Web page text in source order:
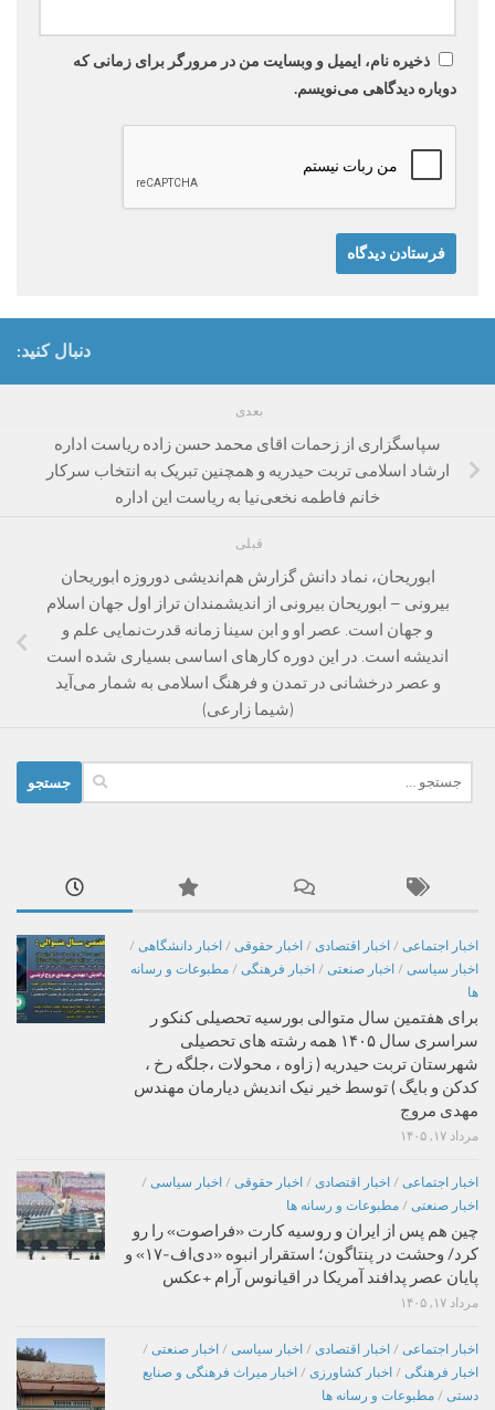
ذخیره نام، ایمیل و وبسایت من در مرورگر برای زمانی که
دوباره دیدگاهی می‌نویسم.
دنبال کنید:
بعدی
سپاسگزاری از زحمات اقای محمد حسن زاده ریاست اداره
ارشاد اسلامی تربت حیدریه و همچنین تبریک به انتخاب سرکار
خانم فاطمه نخعی‌نیا به ریاست این اداره
قبلی
ابوریحان، نماد دانش گزارش هم‌اندیشی دوروزه‌ ابوریحان
بیرونی – ابوریحان بیرونی از اندیشمندان تراز اول جهان اسلام
و جهان است. عصر او و ابن‌ سینا زمانه‌ قدرت‌نمایی علم و
اندیشه است. در این دوره کارهای اساسی بسیاری شده است
و عصر‌ درخشانی در تمدن و فرهنگ اسلامی به شمار می‌آید
(شیما زارعی)
برای:
اخبار اجتماعی / اخبار اقتصادی / اخبار حقوقی / اخبار دانشگاهی /
اخبار سیاسی / اخبار صنعتی / اخبار فرهنگی / مطبوعات و رسانه
ها
برای هفتمین سال متوالی بورسیه تحصیلی کنکو ر
سراسری سال ۱۴۰۵ همه رشته های تحصیلی
شهرستان تربت حیدریه ( زاوه ، محولات ،جلگه رخ ،
کدکن و بایگ ) توسط خیر نیک اندیش دیارمان مهندس
مهدی مروج
مرداد ۱۷, ۱۴۰۵
اخبار اجتماعی / اخبار اقتصادی / اخبار حقوقی / اخبار سیاسی /
اخبار صنعتی / مطبوعات و رسانه ها
چین هم پس از ایران و روسیه کارت «فراصوت» را رو
کرد/ وحشت در پنتاگون؛ استقرار انبوه «دی‌اف‑۱۷» و
پایان عصر پدافند آمریکا در اقیانوس آرام +عکس
مرداد ۱۷, ۱۴۰۵
اخبار اجتماعی / اخبار اقتصادی / اخبار سیاسی / اخبار صنعتی /
اخبار فرهنگی / اخبار کشاورزی / اخبار میراث فرهنگی و صنایع
دستی / مطبوعات و رسانه ها